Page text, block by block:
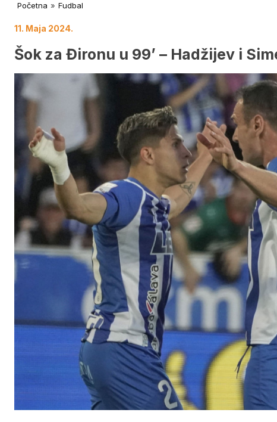
Početna » Fudbal
11. Maja 2024.
Šok za Đironu u 99’ – Hadžijev i